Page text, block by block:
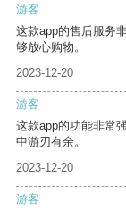
游客
这款app的售后服务
够放心购物。
2023-12-20
游客
这款app的功能非常
中游刃有余。
2023-12-20
游客